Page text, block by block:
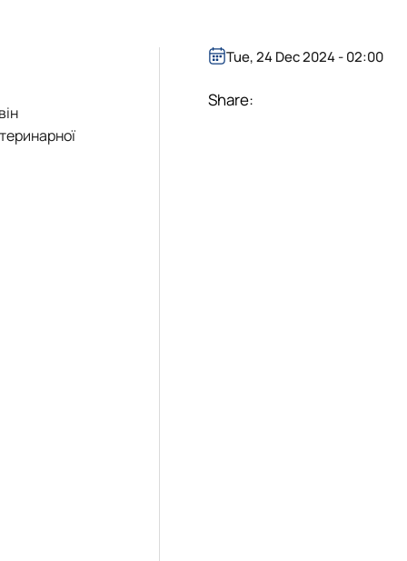
Tue, 24 Dec 2024 - 02:00
Share: